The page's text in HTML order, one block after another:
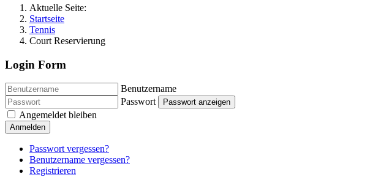
Aktuelle Seite:
Startseite
Tennis
Court Reservierung
Login Form
Benutzername
Passwort
Passwort anzeigen
Angemeldet bleiben
Anmelden
Passwort vergessen?
Benutzername vergessen?
Registrieren